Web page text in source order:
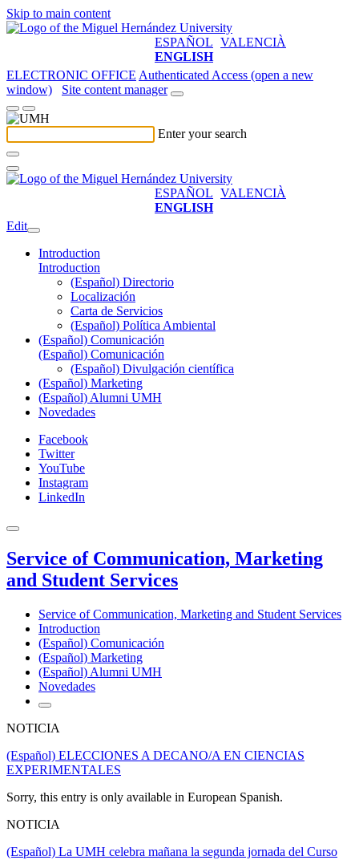
Skip to main content
ESPAÑOL VALENCIÀ
ENGLISH
ELECTRONIC OFFICE Authenticated Access (open a new
window)
Site content manager
Enter your search
ESPAÑOL VALENCIÀ
ENGLISH
Edit
Introduction
Introduction
(Español) Directorio
Localización
Carta de Servicios
(Español) Política Ambiental
(Español) Comunicación
(Español) Comunicación
(Español) Divulgación científica
(Español) Marketing
(Español) Alumni UMH
Novedades
Facebook
Twitter
YouTube
Instagram
LinkedIn
Service of Communication, Marketing
and Student Services
Service of Communication, Marketing and Student Services
Introduction
(Español) Comunicación
(Español) Marketing
(Español) Alumni UMH
Novedades
NOTICIA
(Español) ELECCIONES A DECANO/A EN CIENCIAS
EXPERIMENTALES
Sorry, this entry is only available in European Spanish.
NOTICIA
(Español) La UMH celebra mañana la segunda jornada del Curso